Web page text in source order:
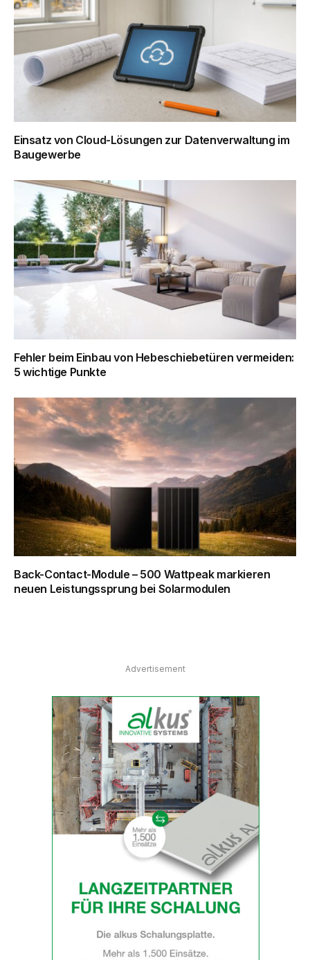
Einsatz von Cloud-Lösungen zur Datenverwaltung im
Baugewerbe
Fehler beim Einbau von Hebeschiebetüren vermeiden:
5 wichtige Punkte
Back-Contact-Module – 500 Wattpeak markieren
neuen Leistungssprung bei Solarmodulen
Advertisement